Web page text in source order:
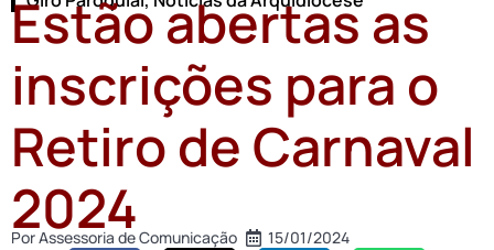
Estão abertas as
inscrições para o
Retiro de Carnaval
2024
PorAssessoria de Comunicação 15/01/2024